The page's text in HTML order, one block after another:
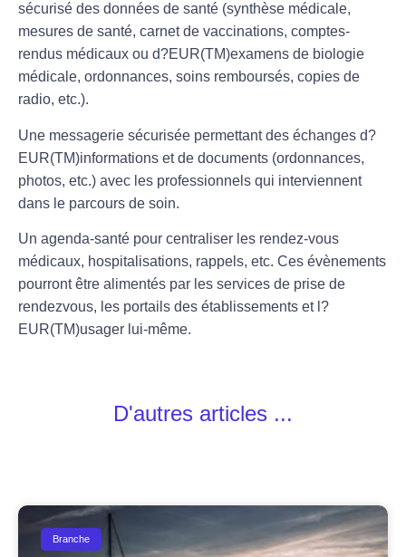
sécurisé des données de santé (synthèse médicale,
mesures de santé, carnet de vaccinations, comptes-
rendus médicaux ou d?EUR(TM)examens de biologie
médicale, ordonnances, soins remboursés, copies de
radio, etc.).
Une messagerie sécurisée permettant des échanges d?
EUR(TM)informations et de documents (ordonnances,
photos, etc.) avec les professionnels qui interviennent
dans le parcours de soin.
Un agenda-santé pour centraliser les rendez-vous
médicaux, hospitalisations, rappels, etc. Ces évènements
pourront être alimentés par les services de prise de
rendezvous, les portails des établissements et l?
EUR(TM)usager lui-même.
D'autres articles ...
Branche